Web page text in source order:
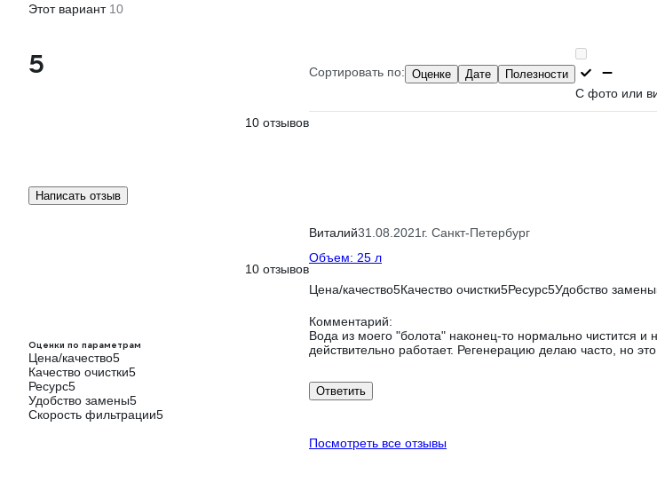
Этот вариант 10
5
10 отзывов
Написать отзыв
10 отзывов
Оценки по параметрам
Цена/качество5
Качество очистки5
Ресурс5
Удобство замены5
Скорость фильтрации5
Сортировать по: Оценке Дате Полезности
С фото или
Виталий31.08.2021 г. Санкт-Петербург
Объем: 25 л
Цена/качество5Качество очистки5Ресурс5Удобство замены
Комментарий:
Вода из моего "болота" наконец-то нормально чистится и
действительно работает. Регенерацию делаю часто, но
Ответить
Посмотреть все отзывы